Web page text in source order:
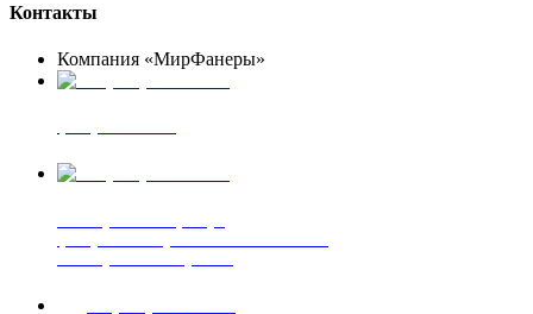
Контакты
Компания «МирФанеры»